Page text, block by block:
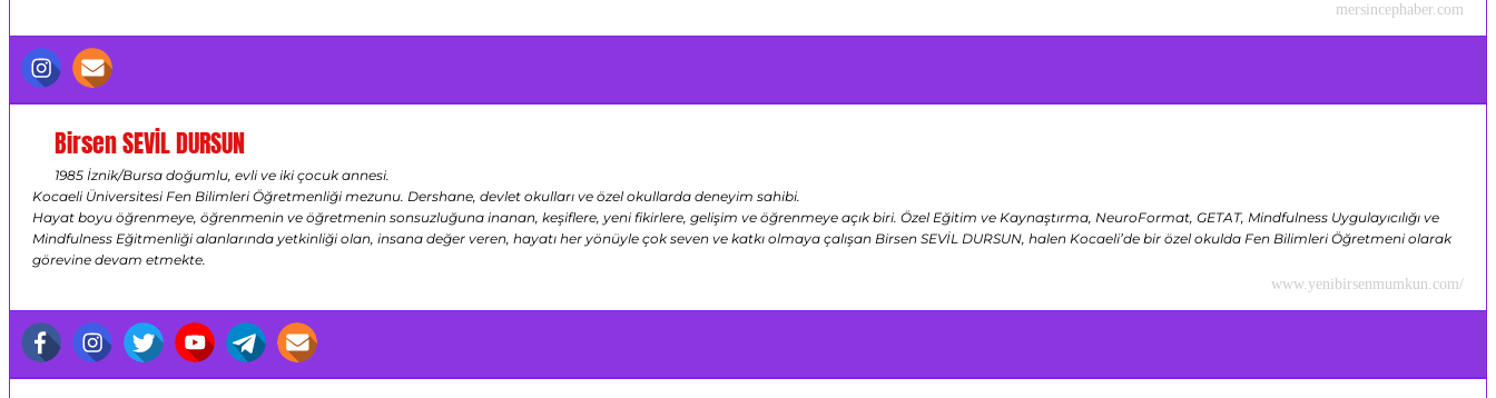
mersincephaber.com
Birsen SEVİL DURSUN
1985 İznik/Bursa doğumlu, evli ve iki çocuk annesi.
Kocaeli Üniversitesi Fen Bilimleri Öğretmenliği mezunu. Dershane, devlet okulları ve özel okullarda deneyim sahibi.
Hayat boyu öğrenmeye, öğrenmenin ve öğretmenin sonsuzluğuna inanan, keşiflere, yeni fikirlere, gelişim ve öğrenmeye açık biri. Özel Eğitim ve Kaynaştırma, NeuroFormat, GETAT, Mindfulness Uygulayıcılığı ve
Mindfulness Eğitmenliği alanlarında yetkinliği olan, insana değer veren, hayatı her yönüyle çok seven ve katkı olmaya çalışan Birsen SEVİL DURSUN, halen Kocaeli’de bir özel okulda Fen Bilimleri Öğretmeni olarak
görevine devam etmekte.
www.yenibirsenmumkun.com/